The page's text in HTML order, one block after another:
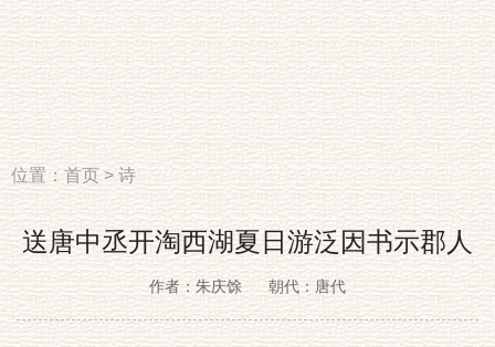
位置：首页>诗
送唐中丞开淘西湖夏日游泛因书示郡人
作者：朱庆馀 朝代：唐代